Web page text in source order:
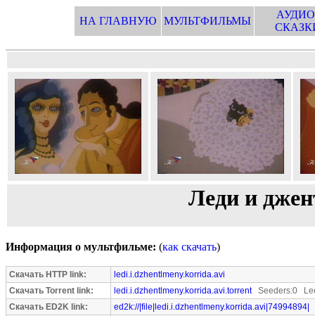
НА ГЛАВНУЮ МУЛЬТФИЛЬМЫ
Леди и
Информация о мультфильме: (как скачать)
Скачать HTTP link:
ledi.i.dzhentlmeny.korrida.avi
Скачать Torrent link:
ledi.i.dzhentlmeny.korrida.avi.torrentSeeders:0
Скачать ED2K link:
ed2k://|file|ledi.i.dzhentlmeny.korrida.avi|74994894|